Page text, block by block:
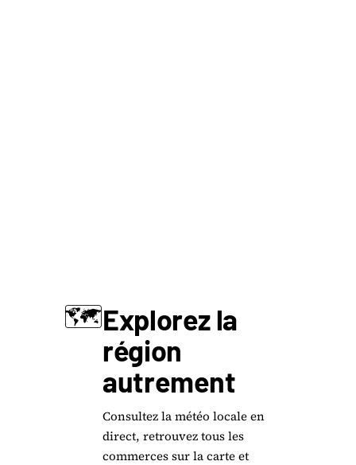
🗺️Explorez la
région
autrement
Consultez la météo locale en
direct, retrouvez tous les
commerces sur la carte et